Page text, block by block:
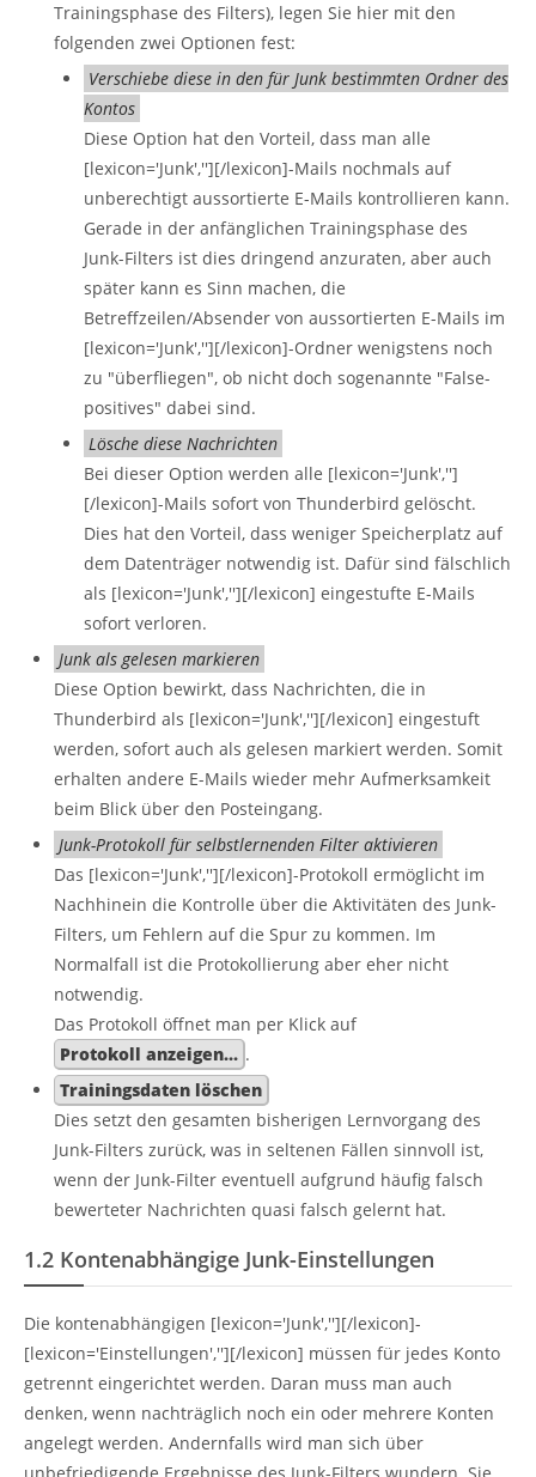
Trainingsphase des Filters), legen Sie hier mit den
folgenden zwei Optionen fest:
Verschiebe diese in den für Junk bestimmten Ordner des
Kontos
Diese Option hat den Vorteil, dass man alle
[lexicon='Junk',''][/lexicon]-Mails nochmals auf
unberechtigt aussortierte E-Mails kontrollieren kann.
Gerade in der anfänglichen Trainingsphase des
Junk-Filters ist dies dringend anzuraten, aber auch
später kann es Sinn machen, die
Betreffzeilen/Absender von aussortierten E-Mails im
[lexicon='Junk',''][/lexicon]-Ordner wenigstens noch
zu "überfliegen", ob nicht doch sogenannte "False-
positives" dabei sind.
Lösche diese Nachrichten
Bei dieser Option werden alle [lexicon='Junk','']
[/lexicon]-Mails sofort von Thunderbird gelöscht.
Dies hat den Vorteil, dass weniger Speicherplatz auf
dem Datenträger notwendig ist. Dafür sind fälschlich
als [lexicon='Junk',''][/lexicon] eingestufte E-Mails
sofort verloren.
Junk als gelesen markieren
Diese Option bewirkt, dass Nachrichten, die in
Thunderbird als [lexicon='Junk',''][/lexicon] eingestuft
werden, sofort auch als gelesen markiert werden. Somit
erhalten andere E-Mails wieder mehr Aufmerksamkeit
beim Blick über den Posteingang.
Junk-Protokoll für selbstlernenden Filter aktivieren
Das [lexicon='Junk',''][/lexicon]-Protokoll ermöglicht im
Nachhinein die Kontrolle über die Aktivitäten des Junk-
Filters, um Fehlern auf die Spur zu kommen. Im
Normalfall ist die Protokollierung aber eher nicht
notwendig.
Das Protokoll öffnet man per Klick auf
Protokoll anzeigen... .
Trainingsdaten löschen
Dies setzt den gesamten bisherigen Lernvorgang des
Junk-Filters zurück, was in seltenen Fällen sinnvoll ist,
wenn der Junk-Filter eventuell aufgrund häufig falsch
bewerteter Nachrichten quasi falsch gelernt hat.
1.2 Kontenabhängige Junk-Einstellungen
Die kontenabhängigen [lexicon='Junk',''][/lexicon]-
[lexicon='Einstellungen',''][/lexicon] müssen für jedes Konto
getrennt eingerichtet werden. Daran muss man auch
denken, wenn nachträglich noch ein oder mehrere Konten
angelegt werden. Andernfalls wird man sich über